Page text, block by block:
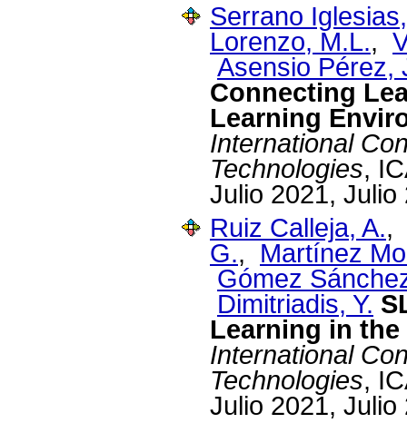
Serrano
Lorenzo, M.L.,
Asensio Pérez,
Connecting
Learning
International
Technologies,
Julio 2021, Julio
Ruiz Calleja, A.,
G., Martínez
Gómez
Dimitriadis, Y.
Learning in the
International
Technologies,
Julio 2021, Julio